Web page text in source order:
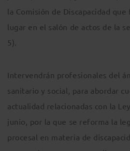
la Comisión de Discapacidad
lugar en el salón de actos de la
5).
Intervendrán profesionales del
sanitario y social, para abordar
actualidad relacionadas con la
junio, por la que se reforma la
procesal en materia de